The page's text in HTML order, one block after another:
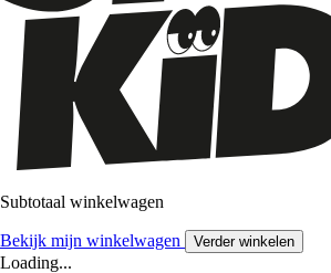
Subtotaal winkelwagen
Bekijk mijn winkelwagen Verder winkelen
Loading...